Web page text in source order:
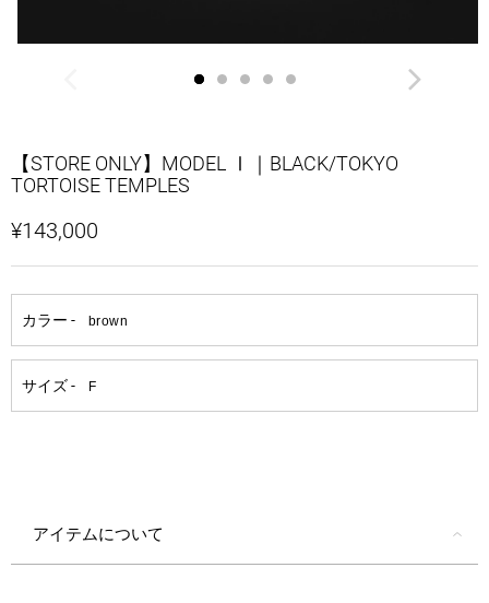
【STORE ONLY】MODEL Ⅰ｜BLACK/TOKYO
TORTOISE TEMPLES
¥143,000
アイテムについて